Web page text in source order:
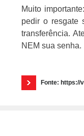
Muito
pedir o resgate
transferência.
NEM sua senha.
Fonte: https://